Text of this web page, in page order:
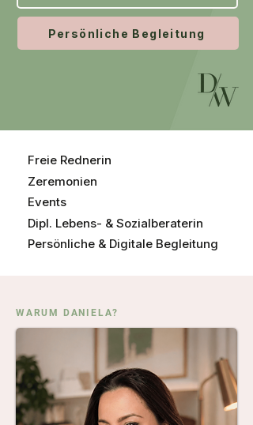
Persönliche Begleitung
Freie Rednerin
Zeremonien
Events
Dipl. Lebens- & Sozialberaterin
Persönliche & Digitale Begleitung
WARUM DANIELA?